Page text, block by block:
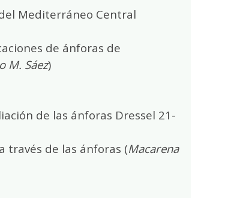
Mediterráneo Central
de ánforas de
M. Sáez)
de las ánforas Dressel 21-
través de las ánforas (Macarena